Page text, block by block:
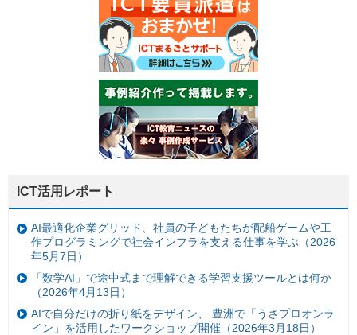
ICT活用レポート
AI最適化企業グリッド、社員の子どもたちが配船ゲームや工
作プログラミングで社会インフラを支える仕事を学ぶ（2026
年5月7日）
「数学AI」で途中式まで理解できる学習支援ツールとは何か
（2026年4月13日）
AIで自分だけの折り紙をデザイン、 豊洲で「うさプロオンラ
イン」を活用したワークショップ開催（2026年3月18日）